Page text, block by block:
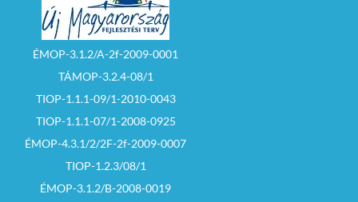
ÉMOP-3.1.2/A-2f-2009-0001
TÁMOP-3.2.4-08/1
TIOP-1.1.1-09/1-2010-0043
TIOP-1.1.1-07/1-2008-0925
ÉMOP-4.3.1/2/2F-2f-2009-0007
TIOP-1.2.3/08/1
ÉMOP-3.1.2/B-2008-0019